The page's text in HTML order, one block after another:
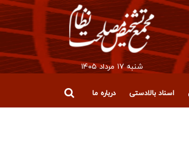
شنبه ۱۷ مرداد ۱۴۰۵
اسناد بالادستی درباره ما
از چالش‌ها